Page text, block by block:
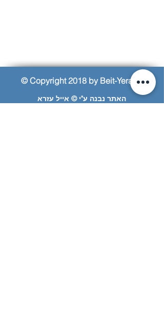
© Copyright 2018 by Beit-Yerach
האתר נבנה ע"י © אייל עזרא